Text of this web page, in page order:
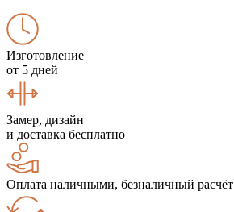
Изготовление
от 5 дней
Замер, дизайн
и доставка бесплатно
Оплата наличными, безналичный расчёт